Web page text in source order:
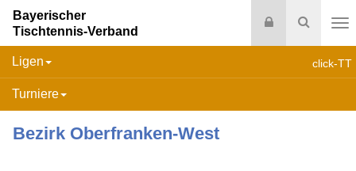
Suche
Login
Bayerischer
Tischtennis-Verband
click-TT
Ligen
Turniere
Bezirk Oberfranken-West